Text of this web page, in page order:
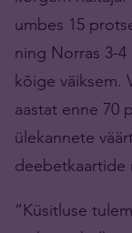
umbes 15
ning Norras 3-
kõige väiksem.
aastat enne 70
ülekannete
deebetkaartide
“Küsitluse